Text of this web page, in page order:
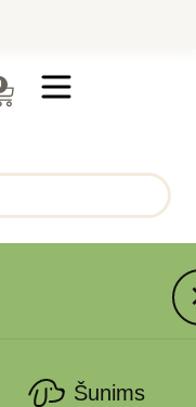
Šunims
gabalėliai 60g